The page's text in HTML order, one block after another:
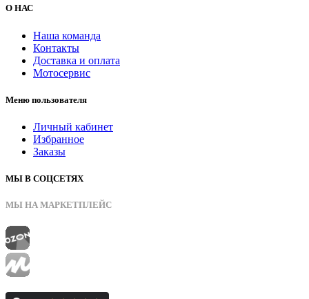
О НАС
Наша команда
Контакты
Доставка и оплата
Мотосервис
Меню пользователя
Личный кабинет
Избранное
Заказы
МЫ В СОЦСЕТЯХ
МЫ НА МАРКЕТПЛЕЙС